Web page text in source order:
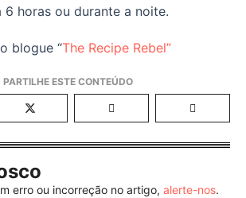
6 horas ou durante a noite.
blogue “The Recipe Rebel”
erro ou incorreção no artigo, alerte-nos.